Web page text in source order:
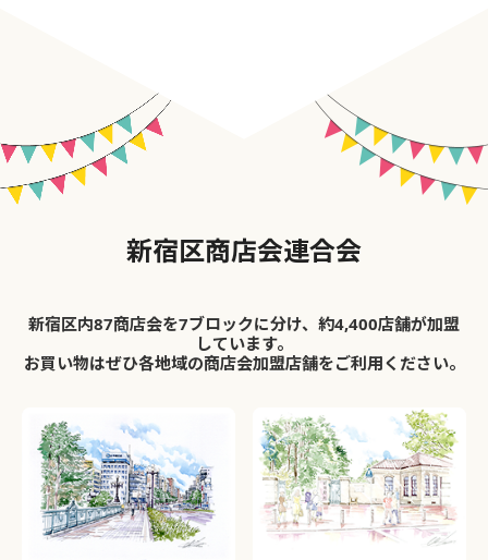
新宿区商店会連合会
新宿区内87商店会を7ブロックに分け、約4,400店舗が加盟
しています。
お買い物はぜひ各地域の商店会加盟店舗をご利用ください。